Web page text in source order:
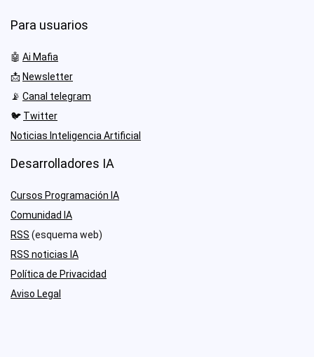
Para usuarios
🤖 Ai Mafia
📩 Newsletter
📡 Canal telegram
🐦 Twitter
Noticias Inteligencia Artificial
Desarrolladores IA
Cursos Programación IA
Comunidad IA
RSS (esquema web)
RSS noticias IA
Política de Privacidad
Aviso Legal